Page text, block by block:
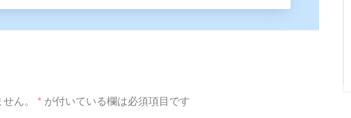
ん。 * が付いている欄は必須項目です